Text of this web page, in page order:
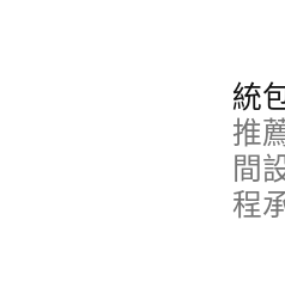
統
推
間
程